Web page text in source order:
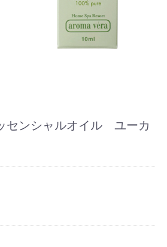
センシャルオイル ユーカ